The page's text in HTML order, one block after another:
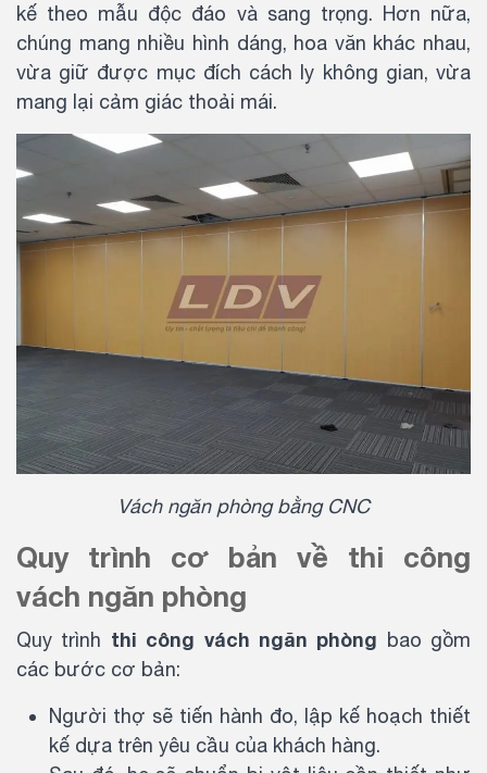
kế theo mẫu độc đáo và sang trọng. Hơn nữa,
chúng mang nhiều hình dáng, hoa văn khác nhau,
vừa giữ được mục đích cách ly không gian, vừa
mang lại cảm giác thoải mái.
Vách ngăn phòng bằng CNC
Quy trình cơ bản về thi công
vách ngăn phòng
Quy trình thi công vách ngăn phòng bao gồm
các bước cơ bản:
Người thợ sẽ tiến hành đo, lập kế hoạch thiết
kế dựa trên yêu cầu của khách hàng.